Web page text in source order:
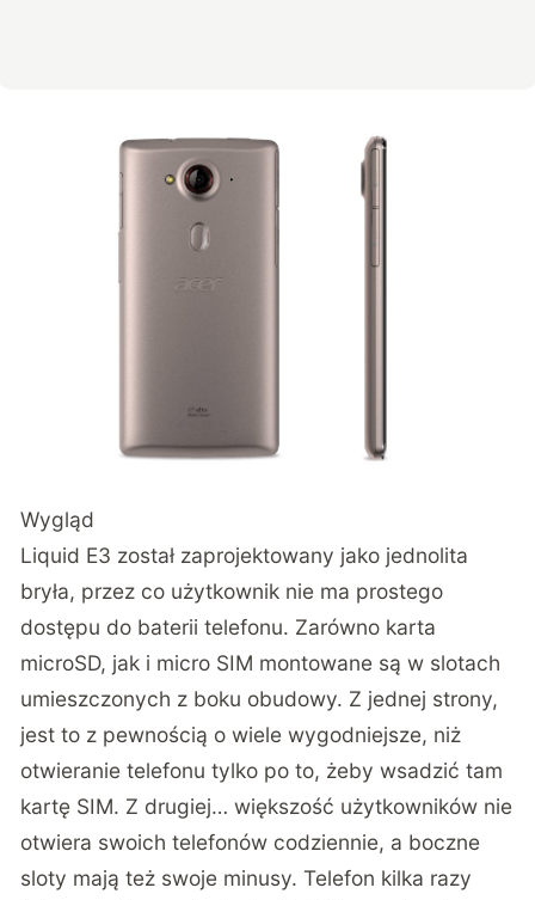
Wygląd
Liquid E3 został zaprojektowany jako jednolita
bryła, przez co użytkownik nie ma prostego
dostępu do baterii telefonu. Zarówno karta
microSD, jak i micro SIM montowane są w slotach
umieszczonych z boku obudowy. Z jednej strony,
jest to z pewnością o wiele wygodniejsze, niż
otwieranie telefonu tylko po to, żeby wsadzić tam
kartę SIM. Z drugiej… większość użytkowników nie
otwiera swoich telefonów codziennie, a boczne
sloty mają też swoje minusy. Telefon kilka razy